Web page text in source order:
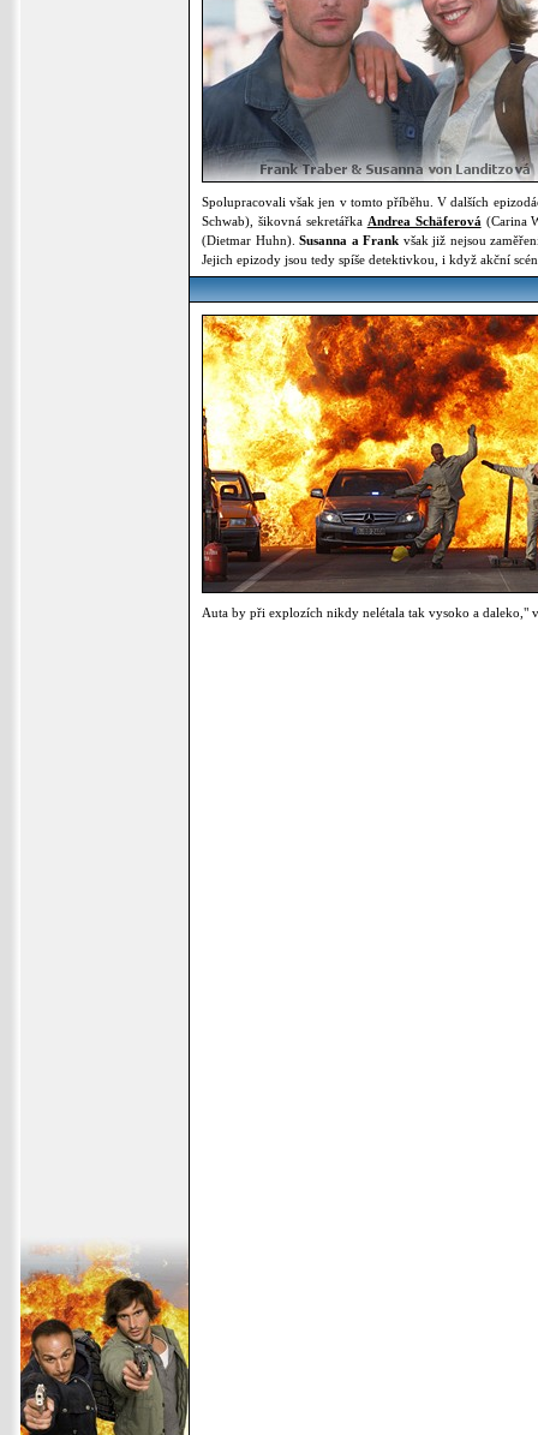
Spolupracovali však jen v tomto příběhu. V dalších
Schwab), šikovná sekretářka Andrea Schäferová (Carina
(Dietmar Huhn).Susanna a Frank však již nejsou
Jejich epizody jsou tedy spíše detektivkou, i když akční
Auta by při explozích nikdy nelétala tak vysoko a